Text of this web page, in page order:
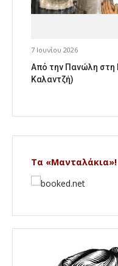
7 Ιουνίου 2026
Από την Πανώλη στη
Καλαντζή)
Τα «Μανταλάκια»!